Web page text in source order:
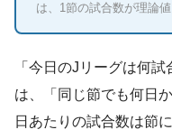
は、1節の試合数が理論
「今日のJリーグは何
は、「同じ節でも何日
日あたりの試合数は節